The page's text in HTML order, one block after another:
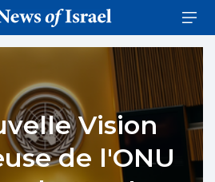
Vision
de l'ONU